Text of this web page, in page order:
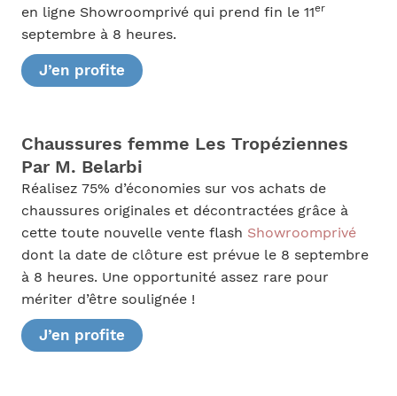
en ligne Showroomprivé qui prend fin le 11er
septembre à 8 heures.
J’en profite
Chaussures femme Les Tropéziennes
Par M. Belarbi
Réalisez 75% d’économies sur vos achats de
chaussures originales et décontractées grâce à
cette toute nouvelle vente flash Showroomprivé
dont la date de clôture est prévue le 8 septembre
à 8 heures. Une opportunité assez rare pour
mériter d’être soulignée !
J’en profite